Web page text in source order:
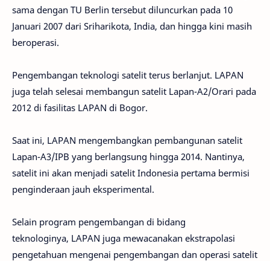
sama dengan TU Berlin tersebut diluncurkan pada 10
Januari 2007 dari Sriharikota, India, dan hingga kini masih
beroperasi.
Pengembangan teknologi satelit terus berlanjut. LAPAN
juga telah selesai membangun satelit Lapan-A2/Orari pada
2012 di fasilitas LAPAN di Bogor.
Saat ini, LAPAN mengembangkan pembangunan satelit
Lapan-A3/IPB yang berlangsung hingga 2014. Nantinya,
satelit ini akan menjadi satelit Indonesia pertama bermisi
penginderaan jauh eksperimental.
Selain program pengembangan di bidang
teknologinya, LAPAN juga mewacanakan ekstrapolasi
pengetahuan mengenai pengembangan dan operasi satelit